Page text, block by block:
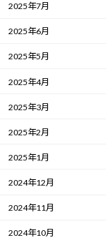
2025年7月
2025年6月
2025年5月
2025年4月
2025年3月
2025年2月
2025年1月
2024年12月
2024年11月
2024年10月